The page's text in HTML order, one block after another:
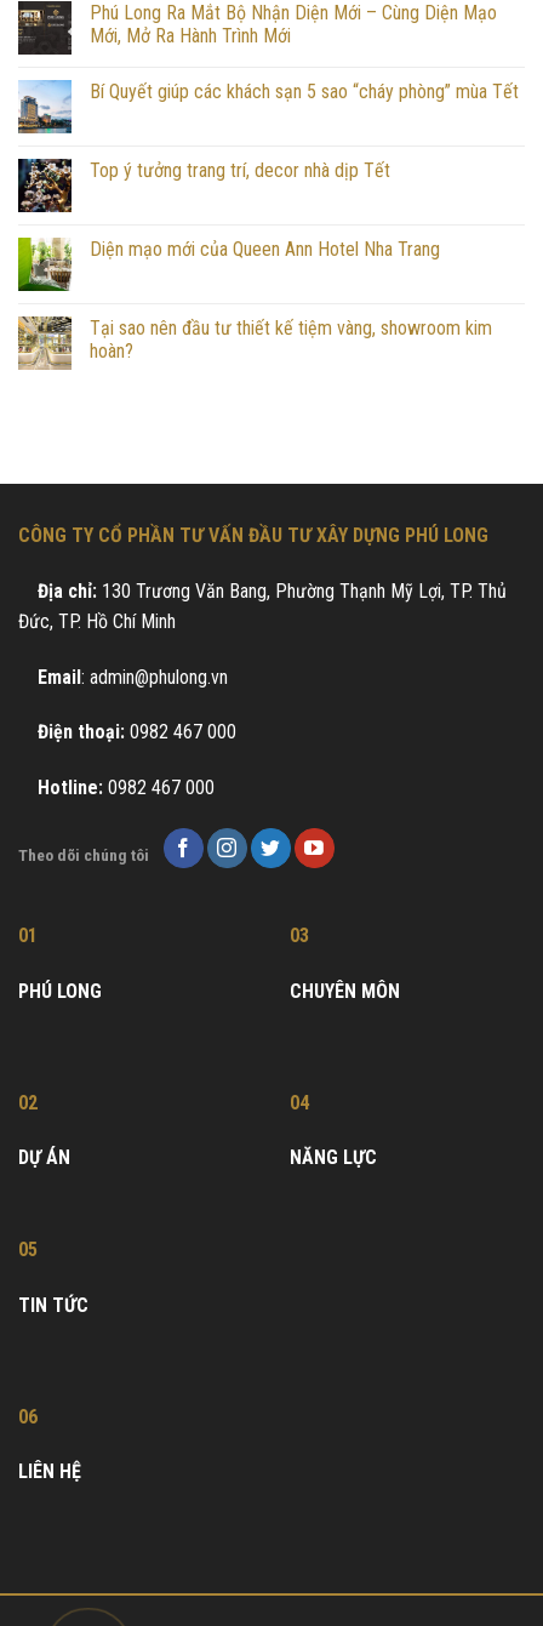
Phú Long Ra Mắt Bộ Nhận Diện Mới – Cùng Diện Mạo
Mới, Mở Ra Hành Trình Mới
Bí Quyết giúp các khách sạn 5 sao “cháy phòng” mùa Tết
Top ý tưởng trang trí, decor nhà dịp Tết
Diện mạo mới của Queen Ann Hotel Nha Trang
Tại sao nên đầu tư thiết kế tiệm vàng, showroom kim
hoàn?
CÔNG TY CỔ PHẦN TƯ VẤN ĐẦU TƯ XÂY DỰNG PHÚ LONG
Địa chỉ: 130 Trương Văn Bang, Phường Thạnh Mỹ Lợi, TP. Thủ
Đức, TP. Hồ Chí Minh
Email: admin@phulong.vn
Điện thoại: 0982 467 000
Hotline: 0982 467 000
Theo dõi chúng tôi
01
PHÚ LONG
02
DỰ ÁN
03
CHUYÊN MÔN
04
NĂNG LỰC
05
TIN TỨC
06
LIÊN HỆ